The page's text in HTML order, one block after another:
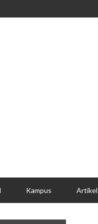
Kampus Artikel